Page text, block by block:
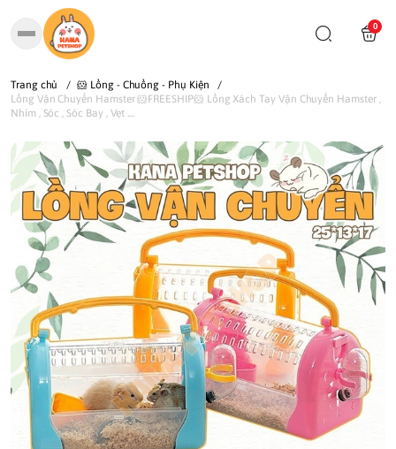
0
Trang chủ / 🐹 Lồng - Chuồng - Phụ Kiện
/
Lồng Vận Chuyển Hamster 🐹FREESHIP🐹 Lồng Xách Tay Vận Chuyển Hamster ,
Nhím , Sóc , Sóc Bay , Vẹt ....